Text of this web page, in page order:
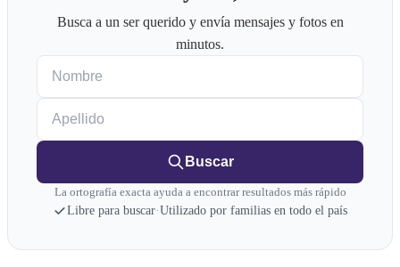
Busca a un ser querido y envía mensajes y fotos en
minutos.
Buscar
La ortografía exacta ayuda a encontrar resultados más rápido
Libre para buscar·Utilizado por familias en todo el país